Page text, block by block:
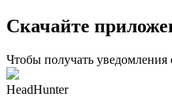
Скачайте
Чтобы получать
HeadHunter